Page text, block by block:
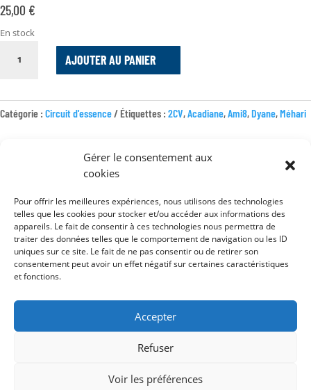
Gérer le consentement aux
cookies
Pour offrir les meilleures expériences, nous utilisons des technologies
telles que les cookies pour stocker et/ou accéder aux informations des
appareils. Le fait de consentir à ces technologies nous permettra de
traiter des données telles que le comportement de navigation ou les ID
uniques sur ce site. Le fait de ne pas consentir ou de retirer son
consentement peut avoir un effet négatif sur certaines caractéristiques
et fonctions.
Accepter
Refuser
Voir les préférences
25,00 €
En stock
ESSENCE
AJOUTER AU PANIER
Catégorie : Circuit d'essence Étiquettes : 2CV,Acadiane,Ami8,Dyane,Méhari
Mentions légales
Conditions générales de vente
Politique de confidentialité